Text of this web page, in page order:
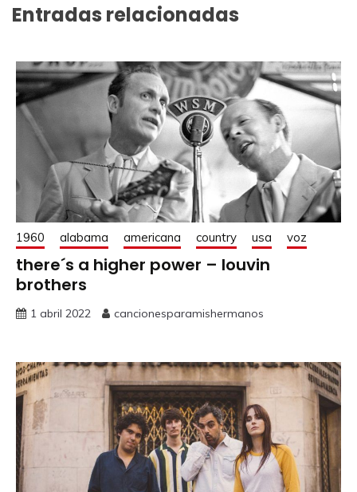
Entradas relacionadas
1960 alabama americana country usa voz
there´s a higher power – louvin
brothers
1 abril 2022 cancionesparamishermanos